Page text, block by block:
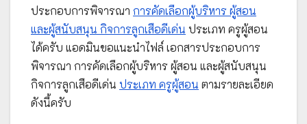
ประกอบการพิจารณา การคัดเลือกผู้บริหาร ผู้สอน
และผู้สนับสนุน กิจการลูกเสือดีเด่น ประเภท ครูผู้สอน
ได้ครับ แอดมินขอแนะนำไฟล์ เอกสารประกอบการ
พิจารณา การคัดเลือกผู้บริหาร ผู้สอน และผู้สนับสนุน
กิจการลูกเสือดีเด่น ประเภท ครูผู้สอน ตามรายละเอียด
ดังนี้ครับ